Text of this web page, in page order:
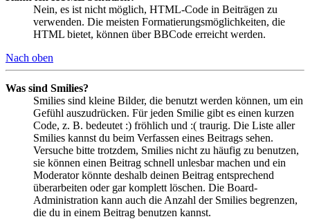
Nein, es ist nicht möglich, HTML-Code in Beiträgen zu
verwenden. Die meisten Formatierungsmöglichkeiten, die
HTML bietet, können über BBCode erreicht werden.
Nach oben
Was sind Smilies?
Smilies sind kleine Bilder, die benutzt werden können, um ein
Gefühl auszudrücken. Für jeden Smilie gibt es einen kurzen
Code, z. B. bedeutet :) fröhlich und :( traurig. Die Liste aller
Smilies kannst du beim Verfassen eines Beitrags sehen.
Versuche bitte trotzdem, Smilies nicht zu häufig zu benutzen,
sie können einen Beitrag schnell unlesbar machen und ein
Moderator könnte deshalb deinen Beitrag entsprechend
überarbeiten oder gar komplett löschen. Die Board-
Administration kann auch die Anzahl der Smilies begrenzen,
die du in einem Beitrag benutzen kannst.